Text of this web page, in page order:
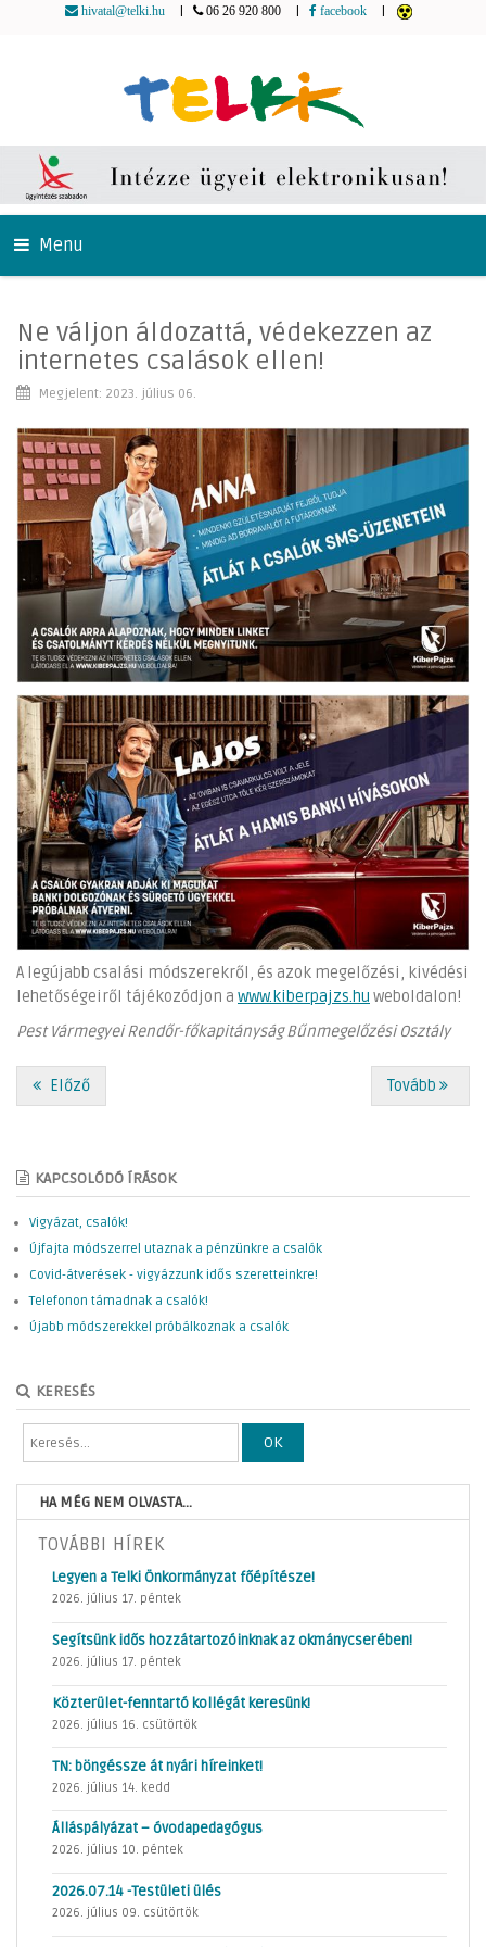
hivatal@telki.hu 06 26 920 800 facebook
Menu
Ne váljon áldozattá, védekezzen az
internetes csalások ellen!
Megjelent: 2023. július 06.
A legújabb csalási módszerekről, és azok megelőzési, kivédési
lehetőségeiről tájékozódjon a www.kiberpajzs.hu weboldalon!
Pest Vármegyei Rendőr-főkapitányság Bűnmegelőzési Osztály
Előző Tovább
KAPCSOLÓDÓ ÍRÁSOK
Vigyázat, csalók!
Újfajta módszerrel utaznak a pénzünkre a csalók
Covid-átverések - vigyázzunk idős szeretteinkre!
Telefonon támadnak a csalók!
Újabb módszerekkel próbálkoznak a csalók
KERESÉS
OK
HA MÉG NEM OLVASTA...
TOVÁBBI HÍREK
Legyen a Telki Önkormányzat főépítésze!
2026. július 17. péntek
Segítsünk idős hozzátartozóinknak az okmánycserében!
2026. július 17. péntek
Közterület-fenntartó kollégát keresünk!
2026. július 16. csütörtök
TN: böngéssze át nyári híreinket!
2026. július 14. kedd
Álláspályázat – óvodapedagógus
2026. július 10. péntek
2026.07.14 -Testületi ülés
2026. július 09. csütörtök